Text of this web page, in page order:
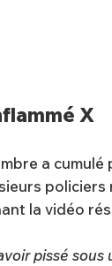
X
a
policiers
la vidéo
pissé sous